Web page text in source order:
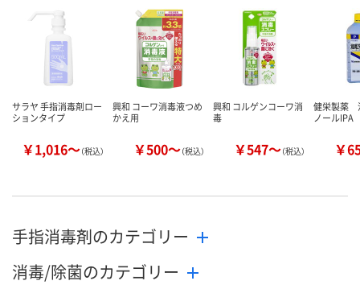
カゴへ カゴへ カ
サラヤ 手指消毒剤ロー
ションタイプ
￥1,016～（税込）
興和 コーワ消毒液つめ
かえ用
￥500～（税込）
興和 コルゲンコーワ消
毒
￥547～（税込）
健栄製薬
ノールIPA
￥
手指消毒剤のカテゴリー
消毒/除菌のカテゴリー